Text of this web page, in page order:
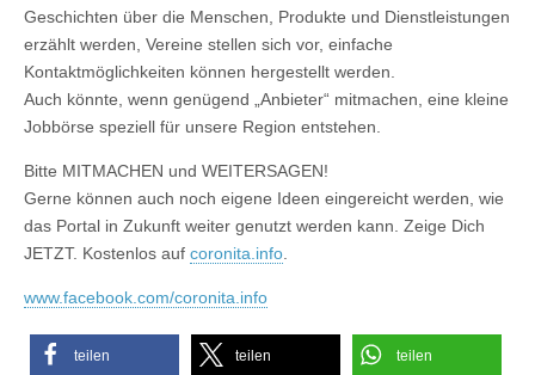
Geschichten über die Menschen, Produkte und Dienstleistungen
erzählt werden, Vereine stellen sich vor, einfache
Kontaktmöglichkeiten können hergestellt werden.
Auch könnte, wenn genügend „Anbieter“ mitmachen, eine kleine
Jobbörse speziell für unsere Region entstehen.
Bitte MITMACHEN und WEITERSAGEN!
Gerne können auch noch eigene Ideen eingereicht werden, wie
das Portal in Zukunft weiter genutzt werden kann. Zeige Dich
JETZT. Kostenlos auf coronita.info
www.facebook.com/coronita.info
teilen teilen teilen